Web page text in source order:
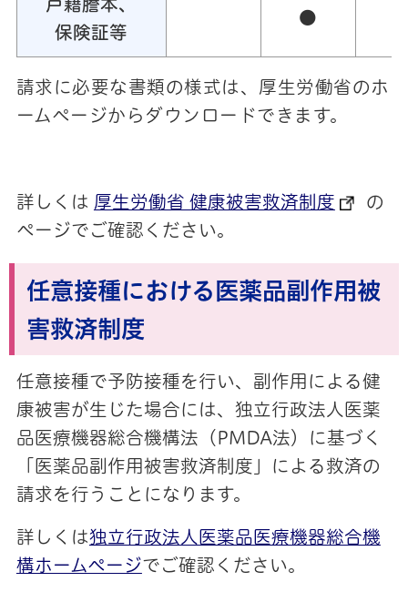
戸籍謄本、
保険証等
●
請求に必要な書類の様式は、厚生労働省のホ
ームページからダウンロードできます。
詳しくは 厚生労働省 健康被害救済制度
の
ページでご確認ください。
任意接種における医薬品副作用被
害救済制度
任意接種で予防接種を行い、副作用による健
康被害が生じた場合には、独立行政法人医薬
品医療機器総合機構法（PMDA法）に基づく
「医薬品副作用被害救済制度」による救済の
請求を行うことになります。
詳しくは独立行政法人医薬品医療機器総合機
構ホームページでご確認ください。